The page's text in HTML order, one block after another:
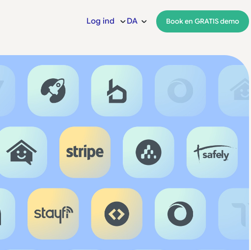
Log ind DA Book en GRATIS demo